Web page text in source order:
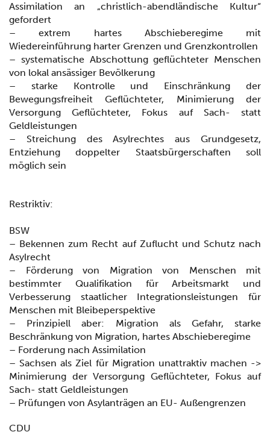
Assimilation an „christlich-abendländische Kultur“
gefordert
– extrem hartes Abschieberegime mit
Wiedereinführung harter Grenzen und Grenzkontrollen
– systematische Abschottung geflüchteter Menschen
von lokal ansässiger Bevölkerung
– starke Kontrolle und Einschränkung der
Bewegungsfreiheit Geflüchteter, Minimierung der
Versorgung Geflüchteter, Fokus auf Sach- statt
Geldleistungen
– Streichung des Asylrechtes aus Grundgesetz,
Entziehung doppelter Staatsbürgerschaften soll
möglich sein
Restriktiv:
BSW
– Bekennen zum Recht auf Zuflucht und Schutz nach
Asylrecht
– Förderung von Migration von Menschen mit
bestimmter Qualifikation für Arbeitsmarkt und
Verbesserung staatlicher Integrationsleistungen für
Menschen mit Bleibeperspektive
– Prinzipiell aber: Migration als Gefahr, starke
Beschränkung von Migration, hartes Abschieberegime
– Forderung nach Assimilation
– Sachsen als Ziel für Migration unattraktiv machen ->
Minimierung der Versorgung Geflüchteter, Fokus auf
Sach- statt Geldleistungen
– Prüfungen von Asylanträgen an EU- Außengrenzen
CDU